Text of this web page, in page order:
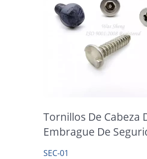
Tornillos De Cabeza
Embrague De
Prueba De
SEC-01